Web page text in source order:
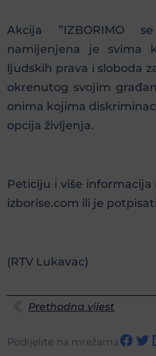
Akcija ”IZBORIMO se
namijenjena je svima
ljudskih prava i sloboda
okrenutog svojim
onima kojima
opcija življenja.
Peticiju i više
izborise.com ili je potpisati
(RTV Lukavac)
Prethodna vijest
Podijelite na mrežama